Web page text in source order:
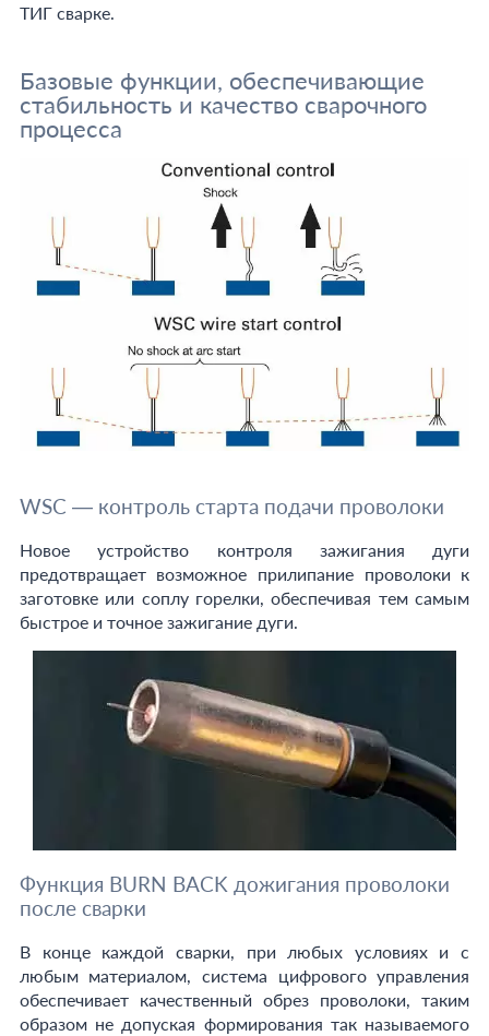
ТИГ сварке.
Базовые функции, обеспечивающие
стабильность и качество сварочного
процесса
WSC — контроль старта подачи проволоки
Новое устройство контроля зажигания дуги
предотвращает возможное прилипание проволоки к
заготовке или соплу горелки, обеспечивая тем самым
быстрое и точное зажигание дуги.
Функция BURN BACK дожигания проволоки
после сварки
В конце каждой сварки, при любых условиях и с
любым материалом, система цифрового управления
обеспечивает качественный обрез проволоки, таким
образом не допуская формирования так называемого